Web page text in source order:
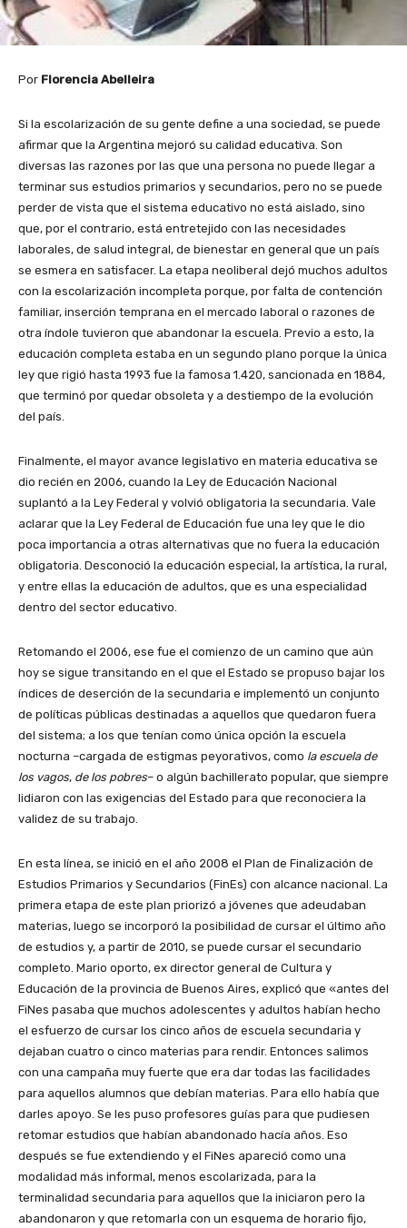
Por Florencia Abelleira
Si la escolarización de su gente define a una sociedad, se puede
afirmar que la Argentina mejoró su calidad educativa. Son
diversas las razones por las que una persona no puede llegar a
terminar sus estudios primarios y secundarios, pero no se puede
perder de vista que el sistema educativo no está aislado, sino
que, por el contrario, está entretejido con las necesidades
laborales, de salud integral, de bienestar en general que un país
se esmera en satisfacer. La etapa neoliberal dejó muchos adultos
con la escolarización incompleta porque, por falta de contención
familiar, inserción temprana en el mercado laboral o razones de
otra índole tuvieron que abandonar la escuela. Previo a esto, la
educación completa estaba en un segundo plano porque la única
ley que rigió hasta 1993 fue la famosa 1.420, sancionada en 1884,
que terminó por quedar obsoleta y a destiempo de la evolución
del país.
Finalmente, el mayor avance legislativo en materia educativa se
dio recién en 2006, cuando la Ley de Educación Nacional
suplantó a la Ley Federal y volvió obligatoria la secundaria. Vale
aclarar que la Ley Federal de Educación fue una ley que le dio
poca importancia a otras alternativas que no fuera la educación
obligatoria. Desconoció la educación especial, la artística, la rural,
y entre ellas la educación de adultos, que es una especialidad
dentro del sector educativo.
Retomando el 2006, ese fue el comienzo de un camino que aún
hoy se sigue transitando en el que el Estado se propuso bajar los
índices de deserción de la secundaria e implementó un conjunto
de políticas públicas destinadas a aquellos que quedaron fuera
del sistema; a los que tenían como única opción la escuela
nocturna –cargada de estigmas peyorativos, como la escuela de
los vagos, de los pobres– o algún bachillerato popular, que siempre
lidiaron con las exigencias del Estado para que reconociera la
validez de su trabajo.
En esta línea, se inició en el año 2008 el Plan de Finalización de
Estudios Primarios y Secundarios (FinEs) con alcance nacional. La
primera etapa de este plan priorizó a jóvenes que adeudaban
materias, luego se incorporó la posibilidad de cursar el último año
de estudios y, a partir de 2010, se puede cursar el secundario
completo. Mario oporto, ex director general de Cultura y
Educación de la provincia de Buenos Aires, explicó que «antes del
FiNes pasaba que muchos adolescentes y adultos habían hecho
el esfuerzo de cursar los cinco años de escuela secundaria y
dejaban cuatro o cinco materias para rendir. Entonces salimos
con una campaña muy fuerte que era dar todas las facilidades
para aquellos alumnos que debían materias. Para ello había que
darles apoyo. Se les puso profesores guías para que pudiesen
retomar estudios que habían abandonado hacía años. Eso
después se fue extendiendo y el FiNes apareció como una
modalidad más informal, menos escolarizada, para la
terminalidad secundaria para aquellos que la iniciaron pero la
abandonaron y que retomarla con un esquema de horario fijo,